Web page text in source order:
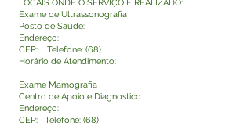
LOCAIS ONDE O SERVIÇO É REALIZADO:
Exame de Ultrassonografia
Posto de Saúde:
Endereço:
CEP: Telefone: (68)
Horário de Atendimento:
Exame Mamografia
Centro de Apoio e Diagnostico
Endereço:
CEP: Telefone: (68)